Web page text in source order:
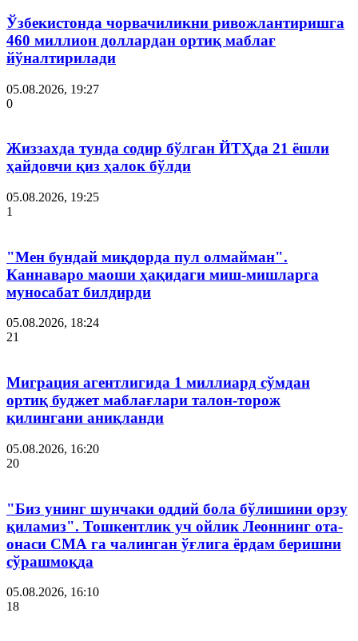
Ўзбекистонда чорвачиликни ривожлантиришга
460 миллион доллардан ортиқ маблағ
йўналтирилади
05.08.2026, 19:27
0
Жиззахда тунда содир бўлган ЙТҲда 21 ёшли
ҳайдовчи қиз ҳалок бўлди
05.08.2026, 19:25
1
"Мен бундай миқдорда пул олмайман".
Каннаваро маоши ҳақидаги миш-мишларга
муносабат билдирди
05.08.2026, 18:24
21
Миграция агентлигида 1 миллиард сўмдан
ортиқ буджет маблағлари талон-торож
қилингани аниқланди
05.08.2026, 16:20
20
"Биз унинг шунчаки оддий бола бўлишини орзу
қиламиз". Тошкентлик уч ойлик Леоннинг ота-
онаси СМА га чалинган ўғлига ёрдам беришни
сўрашмоқда
05.08.2026, 16:10
18